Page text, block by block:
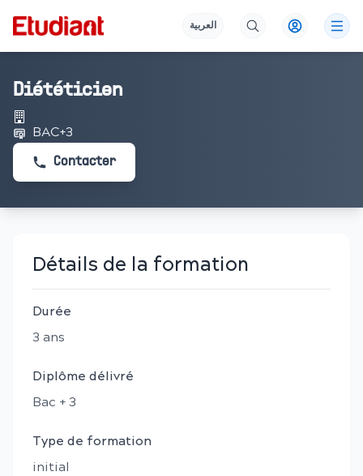
العربية
Diététicien
BAC+3
Contacter
Détails de la formation
Durée
3 ans
Diplôme délivré
Bac + 3
Type de formation
initial